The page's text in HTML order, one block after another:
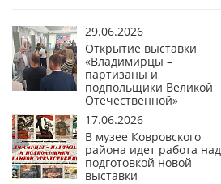
29.06.2026
Открытие выставки
«Владимирцы –
партизаны и
подпольщики Великой
Отечественной»
17.06.2026
В музее Ковровского
района идет работа над
подготовкой новой
выставки